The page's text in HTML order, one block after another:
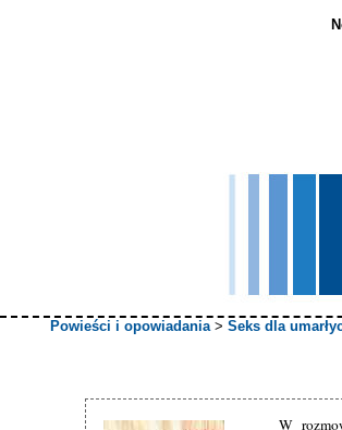
Powieści i opowiadania> Seks dla
W